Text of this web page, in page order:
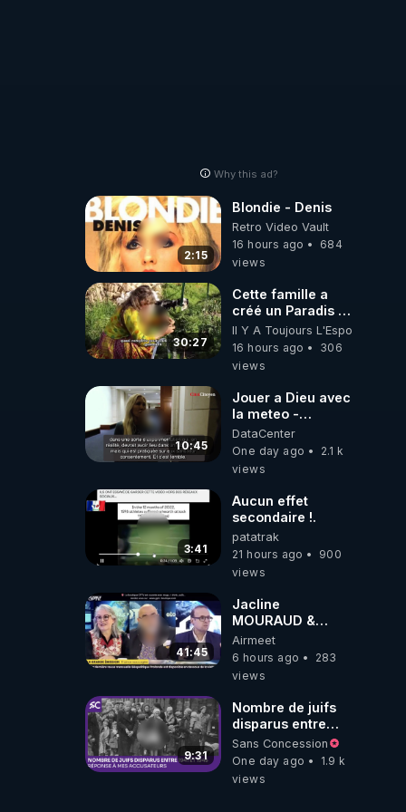
Why this ad?
2:15
Blondie - Denis
Retro Video Vault
16 hours ago
684
views
30:27
Cette famille a
créé un Paradis !
Permaculture &
Autonomie
Il Y A Toujours L'Espoir
16 hours ago
306
views
10:45
Jouer a Dieu avec
la meteo -
Citoicitoyen
DataCenter
One day ago
2.1 k
views
3:41
Aucun effet
secondaire !.
patatrak
21 hours ago
900
views
41:45
Jacline
MOURAUD &
Pierre
JOVANOVIC ★
Factures
Passé Le Pognon
?
Airmeet
6 hours ago
283
views
9:31
Nombre de juifs
disparus entre
1941 et 1945
(Réponse à mes
accusateurs)
Sans Concession
One day ago
1.9 k
views